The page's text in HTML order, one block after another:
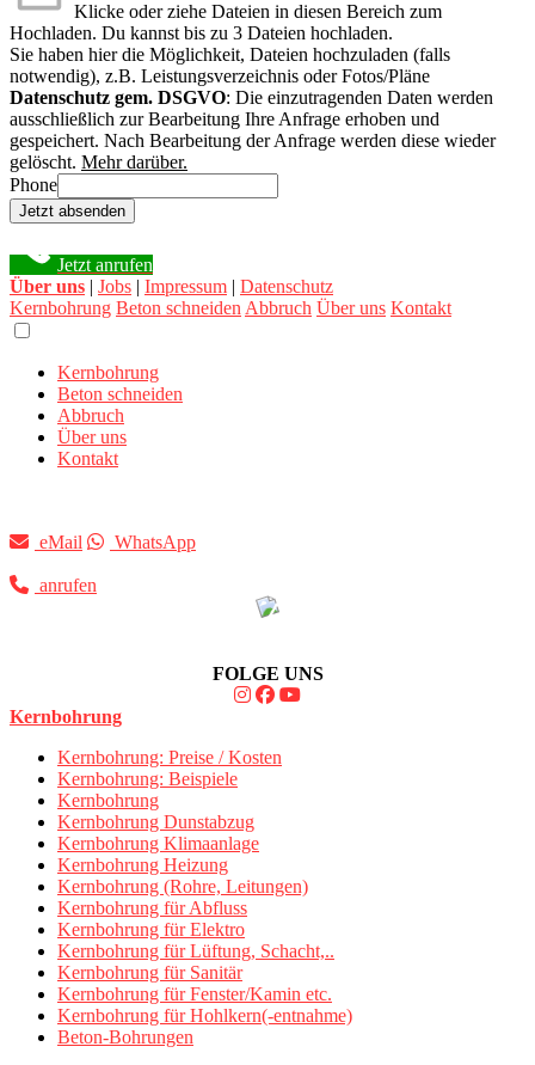
Klicke oder ziehe Dateien in diesen Bereich zum
Hochladen. Du kannst bis zu 3 Dateien hochladen.
Sie haben hier die Möglichkeit, Dateien hochzuladen (falls
notwendig), z.B. Leistungsverzeichnis oder Fotos/Pläne
Datenschutz gem. DSGVO: Die einzutragenden Daten werden
ausschließlich zur Bearbeitung Ihre Anfrage erhoben und
gespeichert. Nach Bearbeitung der Anfrage werden diese wieder
gelöscht. Mehr darüber.
Phone
Jetzt absenden
Jetzt anrufen
Über uns | Jobs | Impressum | Datenschutz
Kernbohrung Beton schneiden Abbruch Über uns Kontakt
Kernbohrung
Beton schneiden
Abbruch
Über uns
Kontakt
eMail WhatsApp
anrufen
FOLGE UNS
Kernbohrung
Kernbohrung: Preise / Kosten
Kernbohrung: Beispiele
Kernbohrung
Kernbohrung Dunstabzug
Kernbohrung Klimaanlage
Kernbohrung Heizung
Kernbohrung (Rohre, Leitungen)
Kernbohrung für Abfluss
Kernbohrung für Elektro
Kernbohrung für Lüftung, Schacht,..
Kernbohrung für Sanitär
Kernbohrung für Fenster/Kamin etc.
Kernbohrung für Hohlkern(-entnahme)
Beton-Bohrungen